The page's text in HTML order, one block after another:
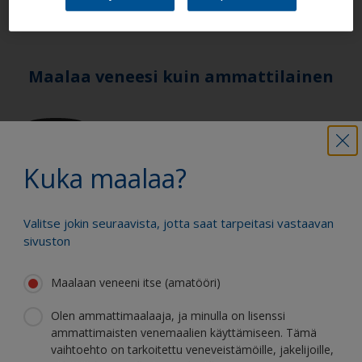
Kuka maalaa?
Valitse jokin seuraavista, jotta saat tarpeitasi vastaavan
sivuston
Maalaan veneeni itse (amatööri)
Olen ammattimaalaaja, ja minulla on lisenssi
ammattimaisten venemaalien käyttämiseen. Tämä
vaihtoehto on tarkoitettu veneveistämöille, jakelijoille,
Maalaa veneesi kuin ammattilainen
Saat kaiken tuen, jota tarvitset
Hyödy jatkuvasta innovaatiostamme ja
tieteellisestä asiantuntemuksestamme